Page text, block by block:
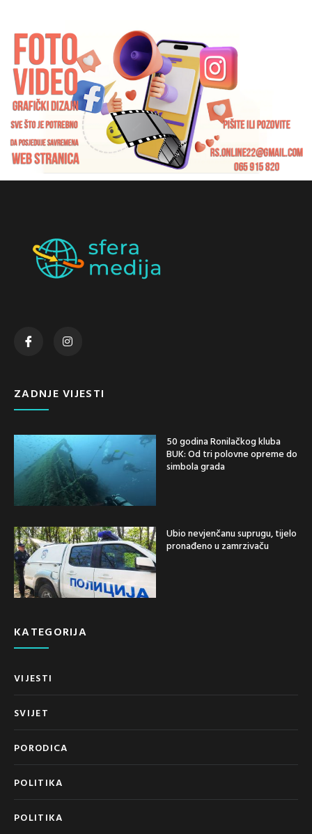
ZADNJE VIJESTI
50 godina Ronilačkog kluba
BUK: Od tri polovne opreme do
simbola grada
Ubio nevjenčanu suprugu, tijelo
pronađeno u zamrzivaču
KATEGORIJA
VIJESTI
SVIJET
PORODICA
POLITIKA
POLITIKA